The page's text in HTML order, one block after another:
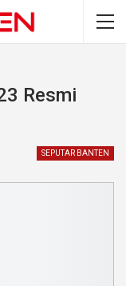
Resmi
SEPUTAR BANTEN